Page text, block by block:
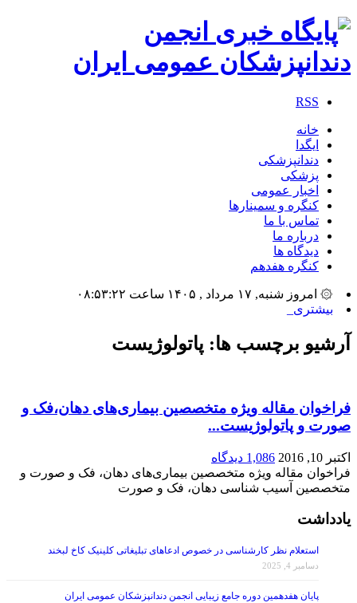
RSS
خانه
ایگدا
دندانپزشکی
پزشکی
اخبار عمومی
کنگره و سمینارها
تماس با ما
درباره ما
دیدگاه ها
کنگره هفدهم
۞ امروز شنبه, ۱۷ مرداد , ۱۴۰۵ ساعت ۰۸:۵۳:۲۲
بیشترین تعد_
آرشیو برچسب ها: پاتولوژیست
فراخوان مقاله ویژه متخصصین بیماری‌های دهان،فک و
صورت و پاتولوژیست...
اکتبر 10, 2016
1,086 دیدگاه
فراخوان مقاله ویژه متخصصین بیماری‌های دهان، فک و صورت و
متخصصین آسیب شناسی دهان، فک و صورت
یادداشت
استعلام نظر کارشناسی در خصوص ادعاهای تبلیغاتی کلینیک کاخ لبخند
دسامبر 4, 2025
پایان هفدهمین دوره جامع زیبایی انجمن دندانپزشکان عمومی ایران